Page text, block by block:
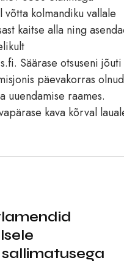
võtta kolmandiku vallale
kaitse alla ning
Säärase otsuseni jõuti
päevakorras olnud
uuendamise raames.
kava kõrval